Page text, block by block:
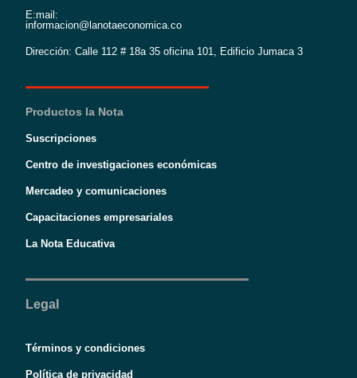
E:mail:
informacion@lanotaeconomica.co
Dirección: Calle 112 # 18a 35 oficina 101, Edificio Jumaca 3
Productos la Nota
Suscripciones
Centro de investigaciones económicas
Mercadeo y comunicaciones
Capacitaciones empresariales
La Nota Educativa
Legal
Términos y condiciones
Política de privacidad